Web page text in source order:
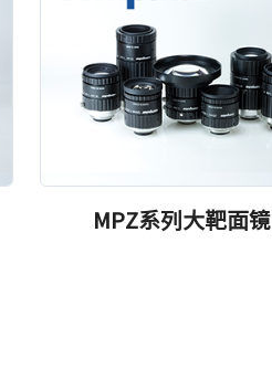
MPZ系列大靶面